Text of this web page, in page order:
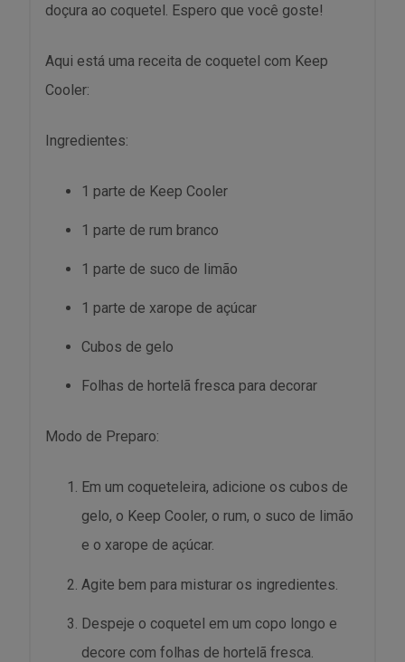
doçura ao coquetel. Espero que você goste!
Aqui está uma receita de coquetel com Keep
Cooler:
Ingredientes:
1 parte de Keep Cooler
1 parte de rum branco
1 parte de suco de limão
1 parte de xarope de açúcar
Cubos de gelo
Folhas de hortelã fresca para decorar
Modo de Preparo:
Em um coqueteleira, adicione os cubos de
gelo, o Keep Cooler, o rum, o suco de limão
e o xarope de açúcar.
Agite bem para misturar os ingredientes.
Despeje o coquetel em um copo longo e
decore com folhas de hortelã fresca.